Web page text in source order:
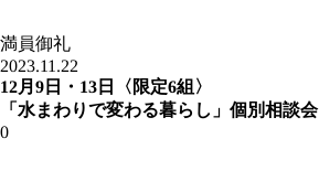
満員御礼
2023.11.22
12月9日・13日〈限定6組〉
「水まわりで変わる暮らし」個別相談会
0